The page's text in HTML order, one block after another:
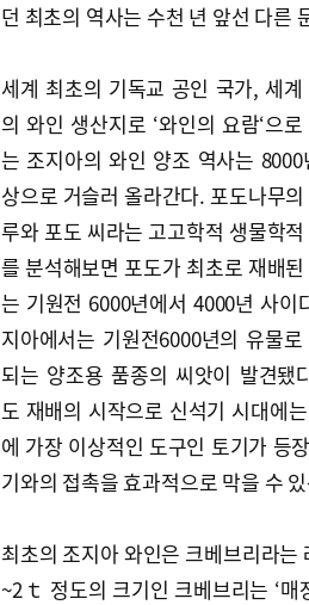
던 최초의 역사는 수천 년 앞선 다른
세계 최초의 기독교 공인 국가, 세계
의 와인 생산지로 ‘와인의 요람‘으로
는 조지아의 와인 양조 역사는 8000
상으로 거슬러 올라간다. 포도나무
루와 포도 씨라는 고고학적 생물학적
를 분석해보면 포도가 최초로 재배된
는 기원전 6000년에서 4000년 사이
지아에서는 기원전6000년의 유물로
되는 양조용 품종의 씨앗이 발견됐
도 재배의 시작으로 신석기 시대에
에 가장 이상적인 도구인 토기가 등
기와의 접촉을 효과적으로 막을 수
최초의 조지아 와인은 크베브리라
~2ｔ 정도의 크기인 크베브리는 ‘